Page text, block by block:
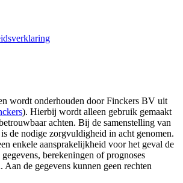
wordt onderhouden door Finckers BV uit
). Hierbij wordt alleen gebruik gemaakt
achten. Bij de samenstelling van
de nodige zorgvuldigheid in acht genomen.
enkele aansprakelijkheid voor het geval de
berekeningen of prognoses
Aan de gegevens kunnen geen rechten